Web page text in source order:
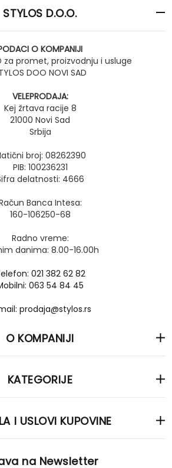
STYLOS D.O.O.
O KOMPANIJI
za promet, proizvodnju i usluge
DOO NOVI SAD
VELEPRODAJA:
Kej žrtava racije 8
21000 Novi Sad
Srbija
broj: 08262390
PIB: 100236231
delatnosti: 4666
Banca Intesa:
160-106250-68
Radno vreme:
danima: 8.00-16.00h
021 382 62 82
063 54 84 45
prodaja@stylos.rs
O KOMPANIJI
KATEGORIJE
I USLOVI KUPOVINE
na Newsletter